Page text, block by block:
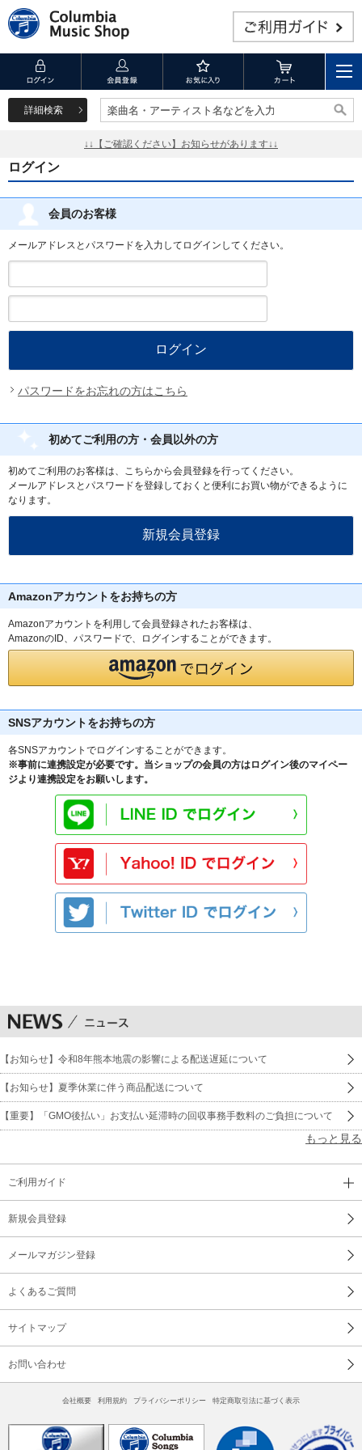
詳細検索 楽曲名・アーティスト名などを入力
楽曲名・アーティスト名などを入力
↓↓【ご確認ください】お知らせがあります↓↓
ログイン
会員のお客様
メールアドレスとパスワードを入力してログインしてください。
パスワードをお忘れの方はこちら
初めてご利用の方・会員以外の方
初めてご利用のお客様は、こちらから会員登録を行ってください。
メールアドレスとパスワードを登録しておくと便利にお買い物ができるように
なります。
Amazonアカウントをお持ちの方
Amazonアカウントを利用して会員登録されたお客様は、
AmazonのID、パスワードで、ログインすることができます。
SNSアカウントをお持ちの方
各SNSアカウントでログインすることができます。
※事前に連携設定が必要です。当ショップの会員の方はログイン後のマイペー
ジより連携設定をお願いします。
【お知らせ】令和8年熊本地震の影響による配送遅延について
【お知らせ】夏季休業に伴う商品配送について
【重要】「GMO後払い」お支払い延滞時の回収事務手数料のご負担について
もっと見る
ご利用ガイド
新規会員登録
メールマガジン登録
よくあるご質問
サイトマップ
お問い合わせ
会社概要 利用規約 プライバシーポリシー 特定商取引法に基づく表示